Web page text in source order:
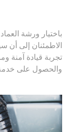
باختيار ورشة
الاطمئنان إلى أن
تجربة قيادة آمنة
والحصول على